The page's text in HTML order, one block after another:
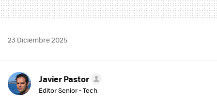
23 Diciembre 2025
Javier Pastor
Editor Senior - Tech